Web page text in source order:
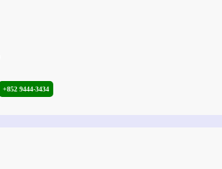
+852 9444-3434